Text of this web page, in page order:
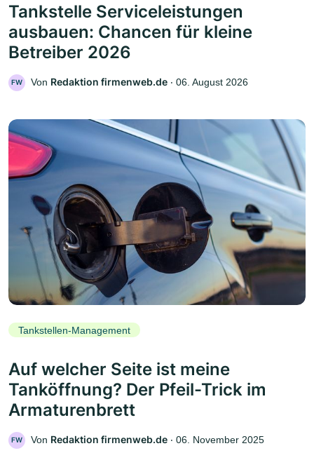
Tankstelle Serviceleistungen
ausbauen: Chancen für kleine
Betreiber 2026
FW Von Redaktion firmenweb.de ‧ 06. August 2026
Tankstellen-Management
Auf welcher Seite ist meine
Tanköffnung? Der Pfeil-Trick im
Armaturenbrett
FW Von Redaktion firmenweb.de ‧ 06. November 2025